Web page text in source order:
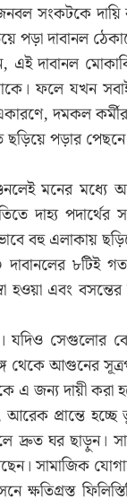
সংকটকে দায়ি
পড়া দাবানল
এই দাবানল
ফলে যখন
দমকল
পড়ার
মনের
দাহ্য
বহু এলাকায়
দাবানলের
হওয়া এবং
সেগুলোর
থেকে আগুনের
এ জন্য দায়ী করা
প্রান্তে হচ্ছে
দ্রুত ঘর ছাড়ুন।
সামাজিক